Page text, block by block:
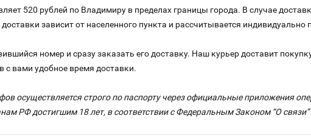
520 рублей по Владимиру в пределах границы города. В случае
зависит от населенного пункта и рассчитывается
номер и сразу заказать его доставку. Наш курьер доставит
с вами удобное время доставки.
осуществляется строго по паспорту через официальные приложения
РФ достигшим 18 лет, в соответствии с Федеральным Законом “О